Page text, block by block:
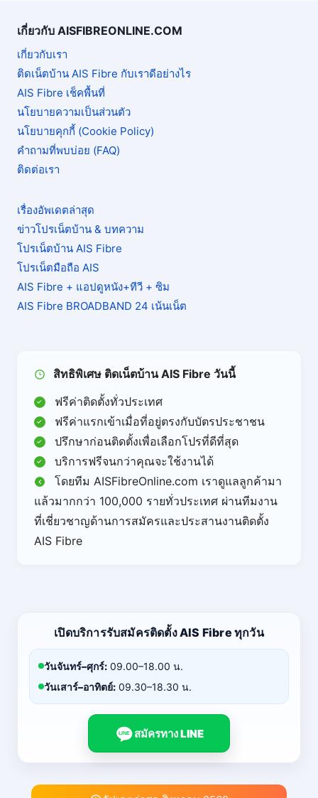
ที่
เกี่ยวกับ AISFIBREONLINE.COM
เกี่ยวกับเรา
ติดเน็ตบ้าน AIS Fibre กับเราดีอย่างไร
AIS Fibre เช็คพื้นที่
นโยบายความเป็นส่วนตัว
นโยบายคุกกี้ (Cookie Policy)
คำถามที่พบบ่อย (FAQ)
ติดต่อเรา
เรื่องอัพเดตล่าสุด
ข่าวโปรเน็ตบ้าน & บทความ
โปรเน็ตบ้าน AIS Fibre
โปรเน็ตมือถือ AIS
AIS Fibre + แอปดูหนัง+ทีวี + ซิม
AIS Fibre BROADBAND 24 เน้นเน็ต
สิทธิพิเศษ ติดเน็ตบ้าน AIS Fibre วันนี้
ฟรีค่าติดตั้งทั่วประเทศ
ฟรีค่าแรกเข้าเมื่อที่อยู่ตรงกับบัตรประชาชน
ปรึกษาก่อนติดตั้งเพื่อเลือกโปรที่ดีที่สุด
บริการฟรีจนกว่าคุณจะใช้งานได้
โดยทีม AISFibreOnline.com เราดูแลลูกค้ามา
แล้วมากกว่า 100,000 รายทั่วประเทศ ผ่านทีมงาน
ที่เชี่ยวชาญด้านการสมัครและประสานงานติดตั้ง
AIS Fibre
เปิดบริการรับสมัครติดตั้ง AIS Fibre ทุกวัน
วันจันทร์–ศุกร์: 09.00–18.00 น.
วันเสาร์–อาทิตย์: 09.30–18.30 น.
LINE สมัครทาง LINE